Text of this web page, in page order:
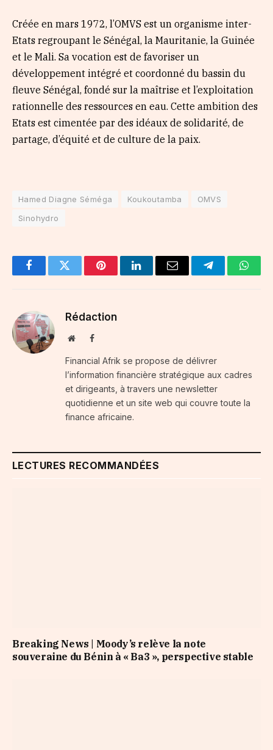
Créée en mars 1972, l’OMVS est un organisme inter-
Etats regroupant le Sénégal, la Mauritanie, la Guinée
et le Mali. Sa vocation est de favoriser un
développement intégré et coordonné du bassin du
fleuve Sénégal, fondé sur la maîtrise et l’exploitation
rationnelle des ressources en eau. Cette ambition des
Etats est cimentée par des idéaux de solidarité, de
partage, d’équité et de culture de la paix.
Hamed Diagne Séméga Koukoutamba
OMVS
Sinohydro
FacebookTwitter PinterestLinkedInEmail Telegram
Rédaction
WebsiteFacebook
Financial Afrik se propose de délivrer
l’information financière stratégique aux cadres
et dirigeants, à travers une newsletter
quotidienne et un site web qui couvre toute la
finance africaine.
LECTURES RECOMMANDÉES
Breaking News | Moody’s relève la note
souveraine du Bénin à « Ba3 », perspective stable